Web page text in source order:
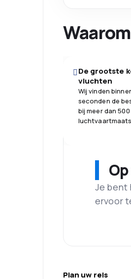
De grootste
vluchten
Wij vinden
seconden de
bij meer dan 500
Je bent
ervoor
Plan uw reis